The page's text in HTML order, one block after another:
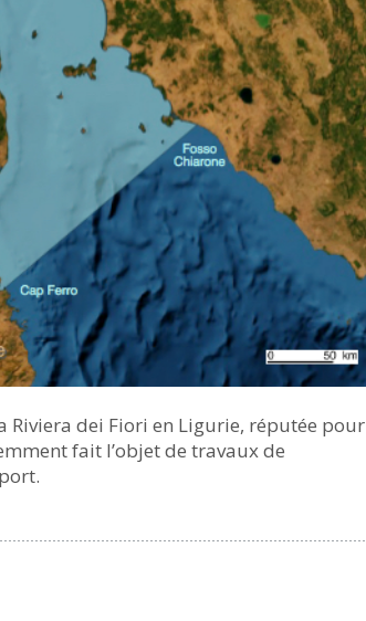
dei Fiori en Ligurie, réputée pour
fait l’objet de travaux de